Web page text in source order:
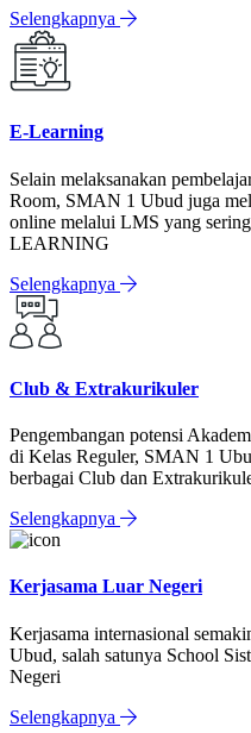
Selengkapnya
E-Learning
Selain melaksanakan
Room, SMAN 1 Ubud juga
online melalui LMS yang
LEARNING
Selengkapnya
Club & Extrakurikuler
Pengembangan potensi
di Kelas Reguler, SMAN 1
berbagai Club dan
Selengkapnya
Kerjasama Luar Negeri
Kerjasama internasional
Ubud, salah satunya School
Negeri
Selengkapnya